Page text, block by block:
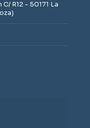
R12 - 50171 La